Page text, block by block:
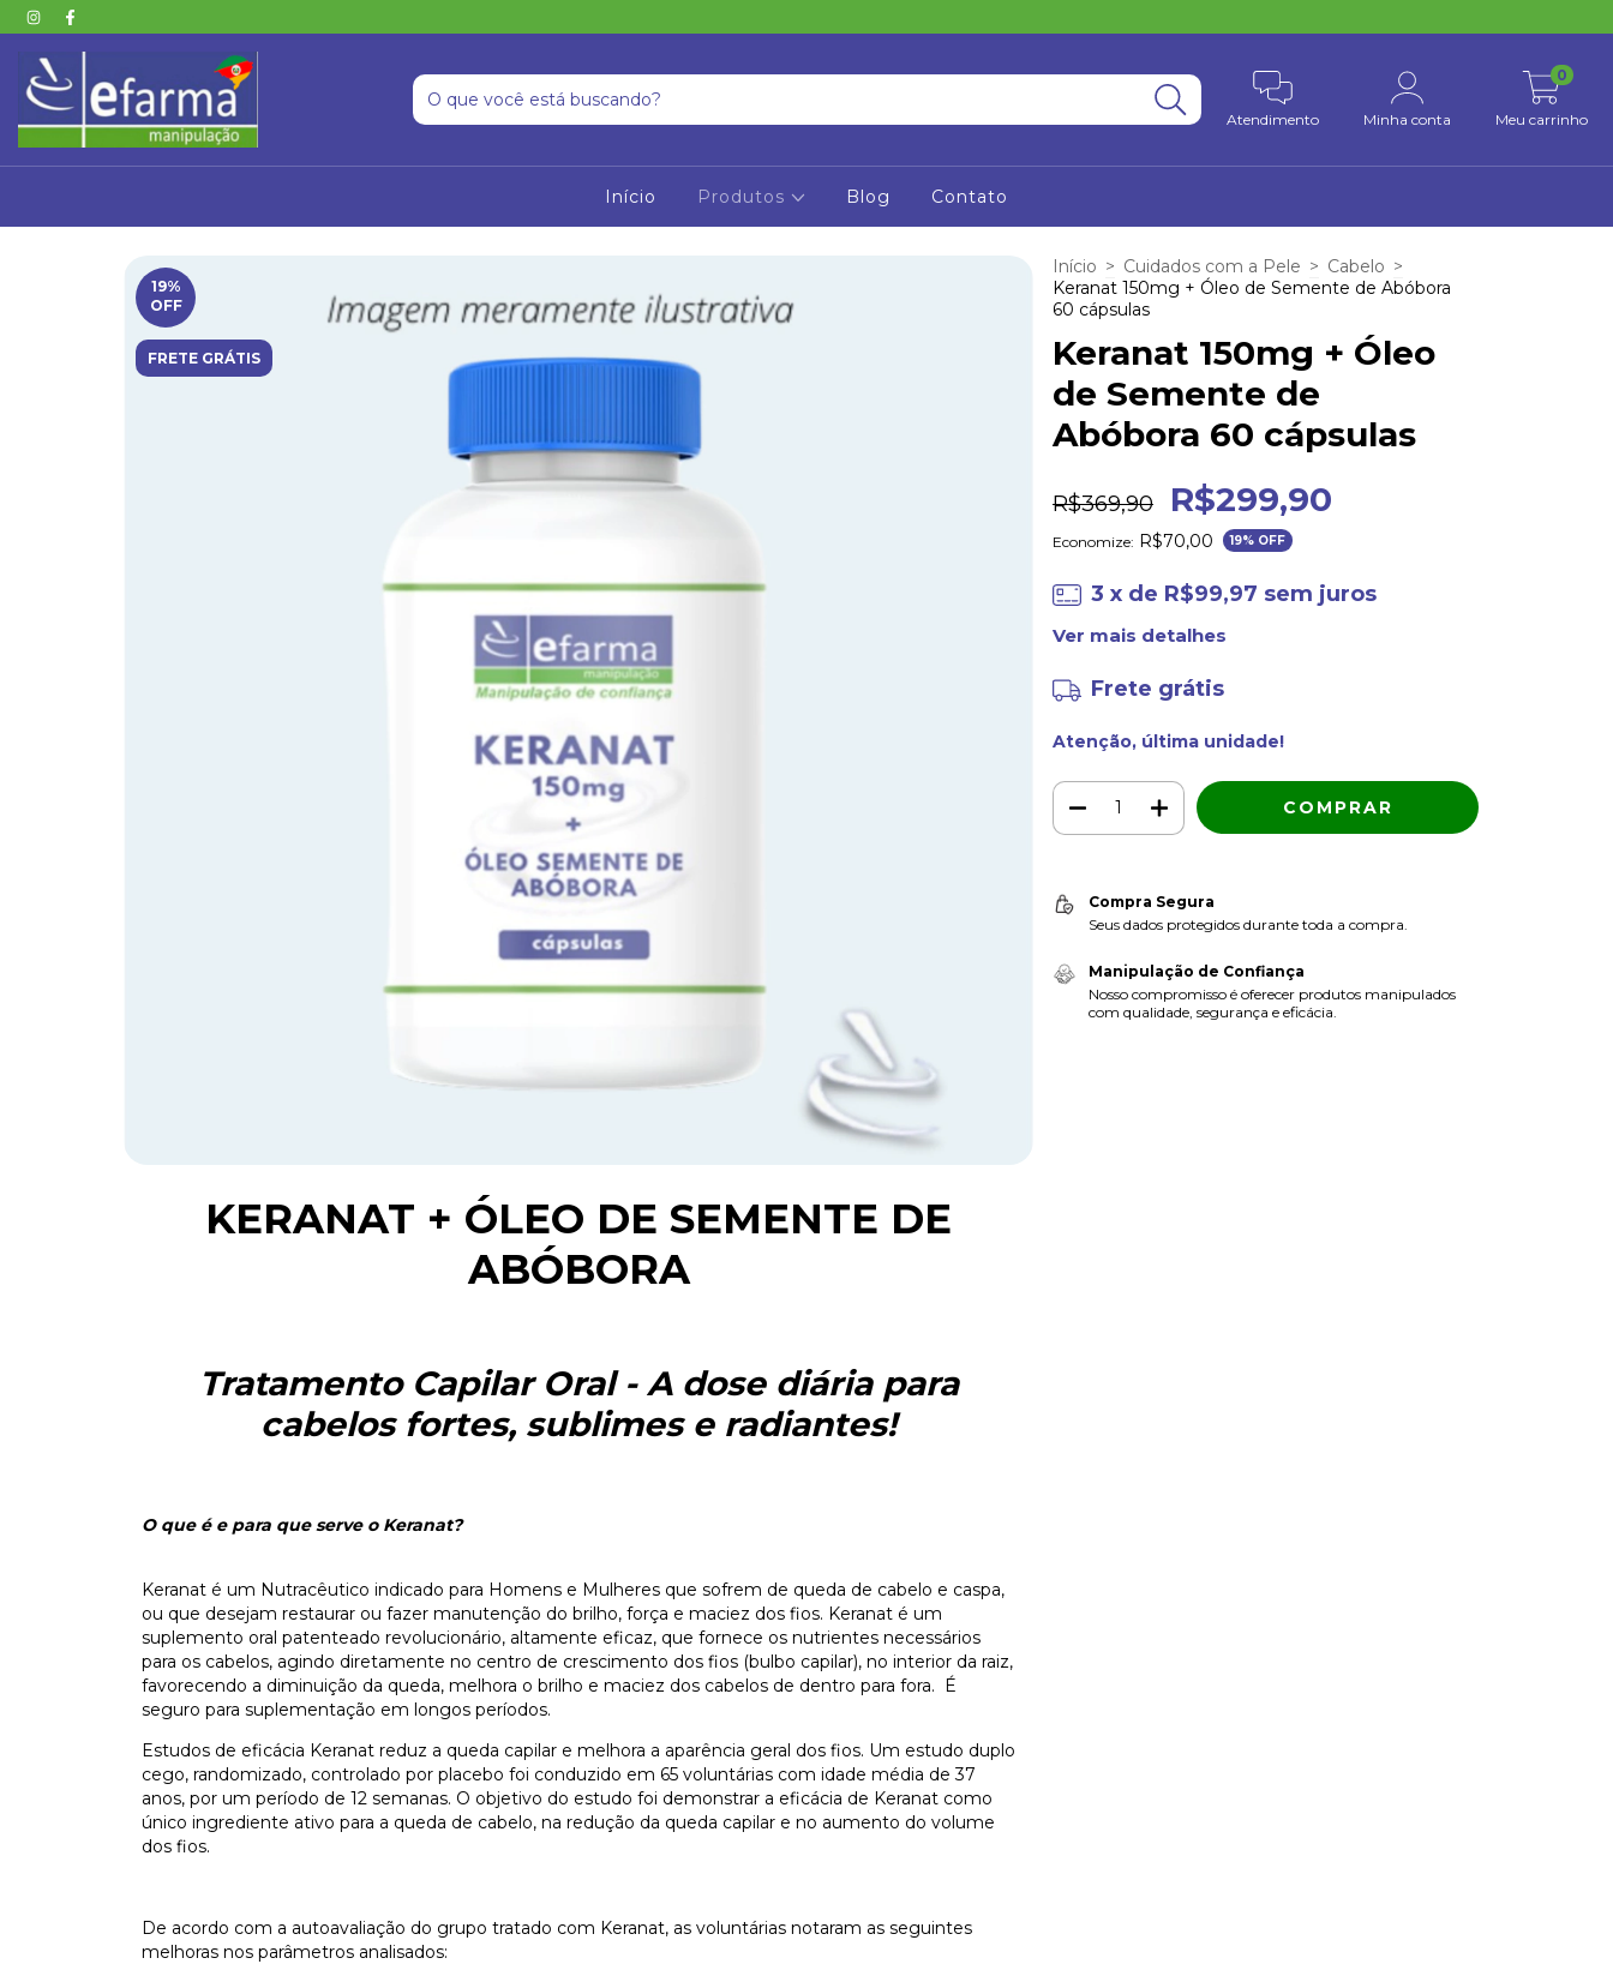
Atendimento Minha conta Meu carrinho
0
Início Produtos Blog Contato
19%
OFF
FRETE GRÁTIS
KERANAT + ÓLEO DE SEMENTE DE
ABÓBORA
Tratamento Capilar Oral - A dose diária para
cabelos fortes, sublimes e radiantes!
O que é e para que serve o Keranat?
Keranat é um Nutracêutico indicado para Homens e Mulheres que sofrem de queda de cabelo e caspa,
ou que desejam restaurar ou fazer manutenção do brilho, força e maciez dos fios. Keranat é um
suplemento oral patenteado revolucionário, altamente eficaz, que fornece os nutrientes necessários
para os cabelos, agindo diretamente no centro de crescimento dos fios (bulbo capilar), no interior da raiz,
favorecendo a diminuição da queda, melhora o brilho e maciez dos cabelos de dentro para fora. É
seguro para suplementação em longos períodos.
Estudos de eficácia Keranat reduz a queda capilar e melhora a aparência geral dos fios. Um estudo duplo
cego, randomizado, controlado por placebo foi conduzido em 65 voluntárias com idade média de 37
anos, por um período de 12 semanas. O objetivo do estudo foi demonstrar a eficácia de Keranat como
único ingrediente ativo para a queda de cabelo, na redução da queda capilar e no aumento do volume
dos fios.
De acordo com a autoavaliação do grupo tratado com Keranat, as voluntárias notaram as seguintes
melhoras nos parâmetros analisados:
Início > Cuidados com a Pele > Cabelo >
Keranat 150mg + Óleo de Semente de Abóbora
60 cápsulas
Keranat 150mg + Óleo
de Semente de
Abóbora 60 cápsulas
R$369,90 R$299,90
Economize: R$70,00 19% OFF
3 x de R$99,97 sem juros
Ver mais detalhes
Frete grátis
Atenção, última unidade!
Compra Segura
Seus dados protegidos durante toda a compra.
Manipulação de Confiança
Nosso compromisso é oferecer produtos manipulados
com qualidade, segurança e eficácia.